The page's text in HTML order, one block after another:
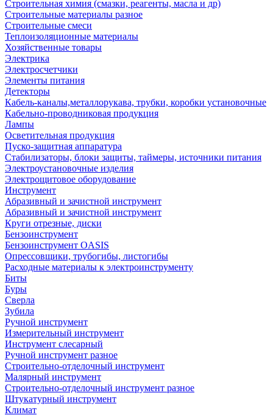
Строительная химия (смазки, реагенты, масла и др)
Строительные материалы разное
Строительные смеси
Теплоизоляционные материалы
Хозяйственные товары
Электрика
Электросчетчики
Элементы питания
Детекторы
Кабель-каналы,металлорукава, трубки, коробки установочные
Кабельно-проводниковая продукция
Лампы
Осветительная продукция
Пуско-защитная аппаратура
Стабилизаторы, блоки защиты, таймеры, источники питания
Электроустановочные изделия
Электрощитовое оборудование
Инструмент
Абразивный и зачистной инструмент
Абразивный и зачистной инструмент
Круги отрезные, диски
Бензоинструмент
Бензоинструмент OASIS
Опрессовщики, трубогибы, листогибы
Расходные материалы к электроинструменту
Биты
Буры
Сверла
Зубила
Ручной инструмент
Измерительный инструмент
Инструмент слесарный
Ручной инструмент разное
Строительно-отделочный инструмент
Малярный инструмент
Строительно-отделочный инструмент разное
Штукатурный инструмент
Климат